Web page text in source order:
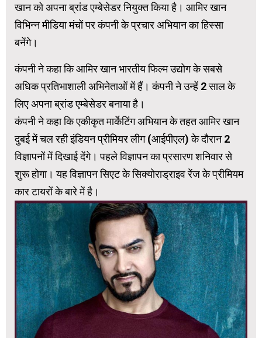
खान को अपना ब्रांड एम्बेसेडर नियुक्त किया है। आमिर खान
विभिन्न मीडिया मंचों पर कंपनी के प्रचार अभियान का हिस्सा
बनेंगे।
कंपनी ने कहा कि आमिर खान भारतीय फिल्म उद्योग के सबसे
अधिक प्रतिभाशाली अभिनेताओं में हैं। कंपनी ने उन्हें 2 साल के
लिए अपना ब्रांड एम्बेसेडर बनाया है।
कंपनी ने कहा कि एकीकृत मार्केटिंग अभियान के तहत आमिर खान
दुबई में चल रही इंडियन प्रीमियर लीग (आईपीएल) के दौरान 2
विज्ञापनों में दिखाई देंगे। पहले विज्ञापन का प्रसारण शनिवार से
शुरू होगा। यह विज्ञापन सिएट के सिक्योराड्राइव रेंज के प्रीमियम
कार टायरों के बारे में है।